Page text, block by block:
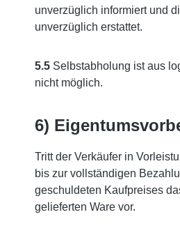
unverzüglich informiert und
unverzüglich erstattet.
5.5 Selbstabholung ist aus
nicht möglich.
6)
Tritt der Verkäufer in
bis zur vollständigen
geschuldeten Kaufpreises
gelieferten Ware vor.